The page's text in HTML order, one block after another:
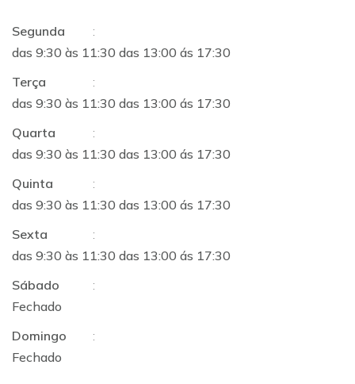
Segunda
:
das 9:30 às 11:30 das 13:00 ás 17:30
Terça
:
das 9:30 às 11:30 das 13:00 ás 17:30
Quarta
:
das 9:30 às 11:30 das 13:00 ás 17:30
Quinta
:
das 9:30 às 11:30 das 13:00 ás 17:30
Sexta
:
das 9:30 às 11:30 das 13:00 ás 17:30
Sábado
:
Fechado
Domingo
:
Fechado